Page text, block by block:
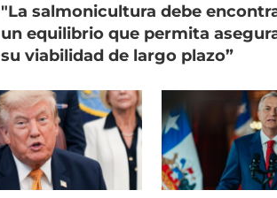
"La salmonicultura debe
un equilibrio que permita
su viabilidad de largo plazo”